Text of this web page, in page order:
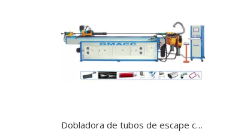
Dobladora de tubos de escape con servomotor hidráulico motorizado